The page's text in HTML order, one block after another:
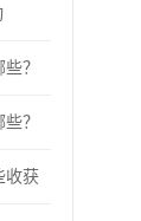
？
？
收获